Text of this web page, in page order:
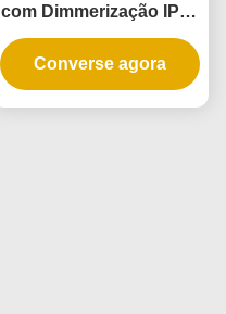
com Dimmerização IP65
para Fonte de
Alimentação
Dimerizável
Converse agora